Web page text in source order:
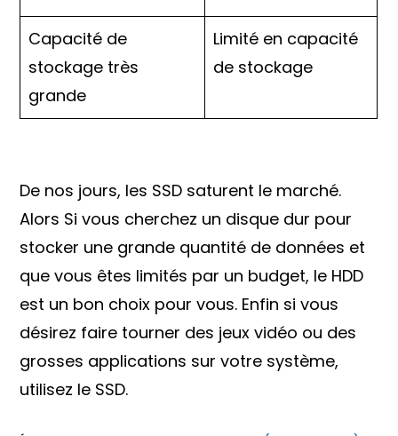
Capacité de
stockage très
grande
Limité en capacité
de stockage
De nos jours, les SSD saturent le marché.
Alors Si vous cherchez un disque dur pour
stocker une grande quantité de données et
que vous êtes limités par un budget, le HDD
est un bon choix pour vous. Enfin si vous
désirez faire tourner des jeux vidéo ou des
grosses applications sur votre système,
utilisez le SSD.